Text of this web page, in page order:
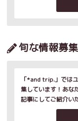
旬な情報募集
「*and trip.」では
集しています！あな
記事にしてご紹介い